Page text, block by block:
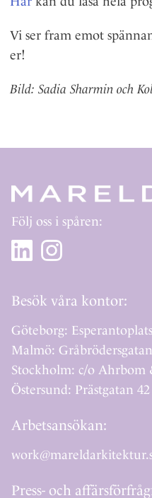
Vi ser fram emot
er!
Bild: Sadia Sharmin och
Följ oss i spåren:
Besök våra kontor:
Göteborg:
Malmö:
Stockholm: c/o Ahrbom
Östersund: Prästgatan 42
Arbetsansökan:
Press- och